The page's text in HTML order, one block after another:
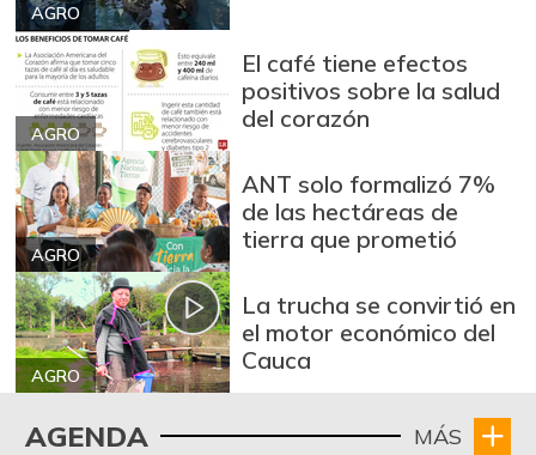
AGRO
AGRO
El café tiene efectos
positivos sobre la salud
del corazón
AGRO
ANT solo formalizó 7%
de las hectáreas de
tierra que prometió
AGRO
La trucha se convirtió en
el motor económico del
Cauca
AGENDA MÁS